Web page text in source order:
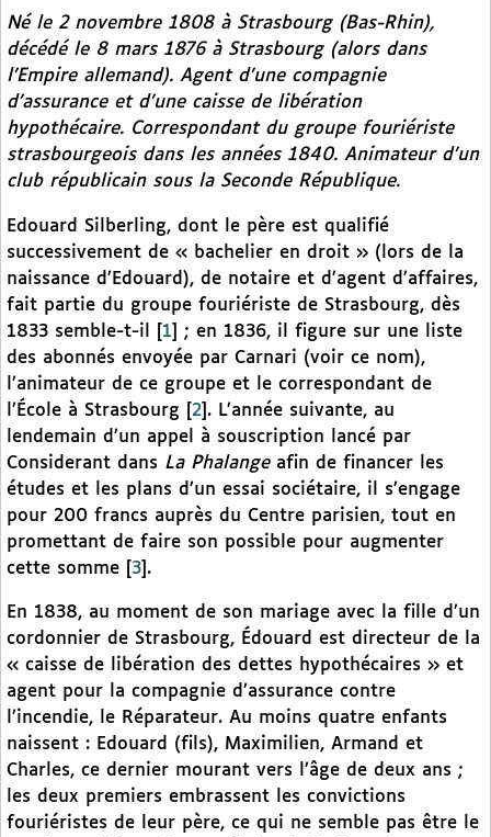
Né le 2 novembre 1808 à Strasbourg (Bas-Rhin),
décédé le 8 mars 1876 à Strasbourg (alors dans
l’Empire allemand). Agent d’une compagnie
d’assurance et d’une caisse de libération
hypothécaire. Correspondant du groupe fouriériste
strasbourgeois dans les années 1840. Animateur d’un
club républicain sous la Seconde République.
Edouard Silberling, dont le père est qualifié
successivement de « bachelier en droit » (lors de la
naissance d’Edouard), de notaire et d’agent d’affaires,
fait partie du groupe fouriériste de Strasbourg, dès
1833 semble-t-il
1
; en 1836, il figure sur une liste
des abonnés envoyée par Carnari (voir ce nom),
l’animateur de ce groupe et le correspondant de
l’École à Strasbourg
2 . L’année suivante, au
lendemain d’un appel à souscription lancé par
Considerant dans La Phalangeafin de financer les
études et les plans d’un essai sociétaire, il s’engage
pour 200 francs auprès du Centre parisien, tout en
promettant de faire son possible pour augmenter
cette somme
3 .
En 1838, au moment de son mariage avec la fille d’un
cordonnier de Strasbourg, Édouard est directeur de la
« caisse de libération des dettes hypothécaires » et
agent pour la compagnie d’assurance contre
l’incendie, le Réparateur. Au moins quatre enfants
naissent : Edouard (fils), Maximilien, Armand et
Charles, ce dernier mourant vers l’âge de deux ans ;
les deux premiers embrassent les convictions
fouriéristes de leur père, ce qui ne semble pas être le